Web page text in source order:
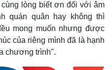
lòng biết ơn đối với âm
quán quân hay không thì
mong muốn nhưng được
của riêng mình đã là hạnh
chương trình".